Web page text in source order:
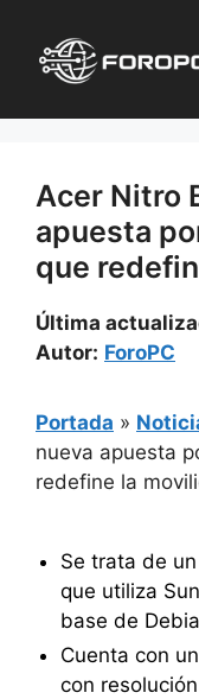
contenido
Acer Nitro
apuesta
que
Última
Autor: ForoPC
Portada »
nueva apuesta
redefine la
Se trata de
que utiliza
base de
Cuenta con
con